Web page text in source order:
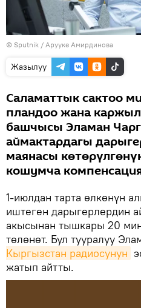
© Sputnik / Арууке Амирдинова
Жазылуу
Саламаттык сактоо
пландоо жана
башчысы Эламан
аймактардагы
маянасы
кошумча
1-июлдан тарта өлкөнүн
иштеген дарыгерлердин
акысынан тышкары 20
төлөнөт. Бул тууралуу
Кыргызстан радиосунун
жатып айтты.